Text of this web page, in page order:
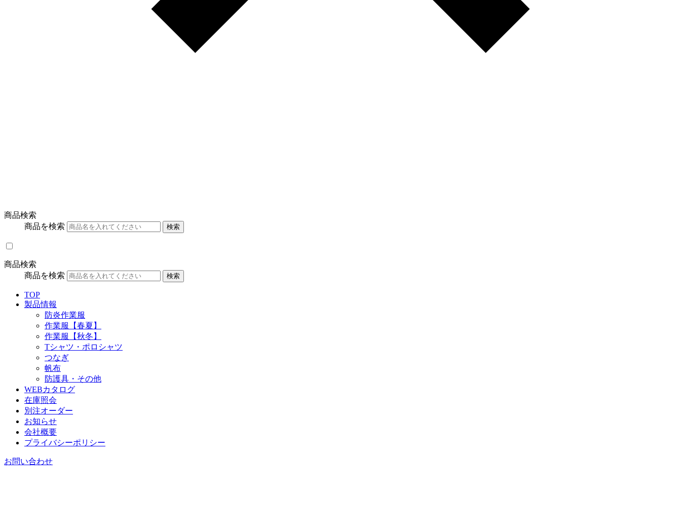
商品検索
商品を検索
検索
商品検索
商品を検索
検索
TOP
製品情報
防炎作業服
作業服【春夏】
作業服【秋冬】
Tシャツ・ポロシャツ
つなぎ
帆布
防護具・その他
WEBカタログ
在庫照会
別注オーダー
お知らせ
会社概要
プライバシーポリシー
お問い合わせ